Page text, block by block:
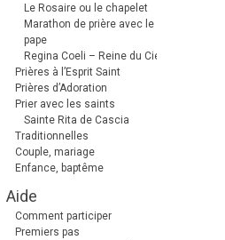
Le Rosaire ou le chapelet
Marathon de prière avec le
pape
Regina Coeli – Reine du Ciel
Prières à l’Esprit Saint
Prières d’Adoration
Prier avec les saints
Sainte Rita de Cascia
Traditionnelles
Couple, mariage
Enfance, baptême
Aide
Comment participer
Premiers pas